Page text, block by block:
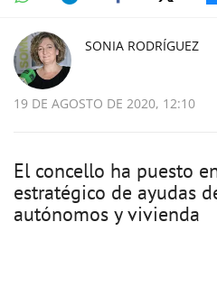
SONIA RODRÍGUEZ
19 DE AGOSTO DE 2020, 12:10
El concello ha puesto
estratégico de ayudas
autónomos y vivienda